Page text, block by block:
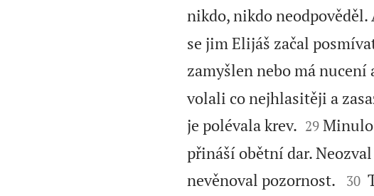
nikdo, nikdo
se jim Elijáš začal
zamyšlen nebo má nucení
volali co nejhlasitěji a
je polévala krev.
29 Minulo
přináší obětní dar.
nevěnoval pozornost. 

30